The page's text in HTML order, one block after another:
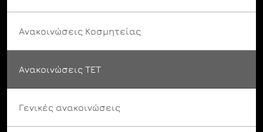
Ανακοινώσεις Κοσμητείας
Ανακοινώσεις ΤΕΤ
Γενικές ανακοινώσεις